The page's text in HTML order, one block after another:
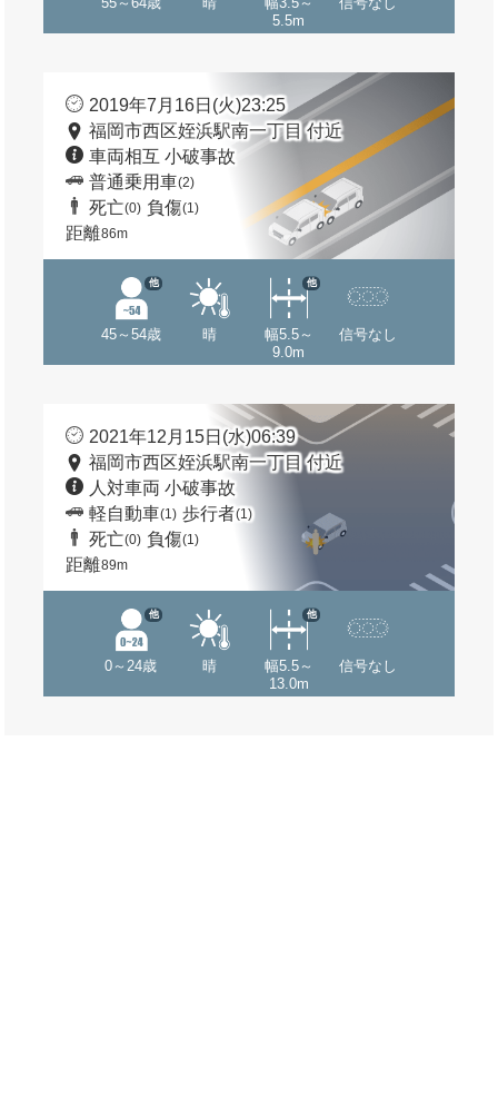
5.5m
2019年7月16日(火)23:25
福岡市西区姪浜駅南一丁目 付近
車両相互 小破事故
普通乗用車(2)
死亡(0) 負傷(1)
距離86m
45～54歳
他
晴
幅5.5～
9.0m
他
信号なし
2021年12月15日(水)06:39
福岡市西区姪浜駅南一丁目 付近
人対車両 小破事故
軽自動車(1) 歩行者(1)
死亡(0) 負傷(1)
距離89m
0～24歳
他
晴
幅5.5～
13.0m
他
信号なし